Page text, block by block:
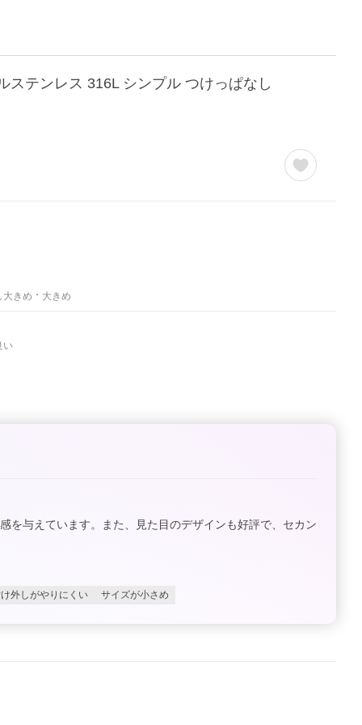
テンレス 316L シンプル つけっぱなし
大きめ 大きめ
い
を与えています。また、見た目のデザインも好評で、セカン
外しがやりにくい サイズが小さめ